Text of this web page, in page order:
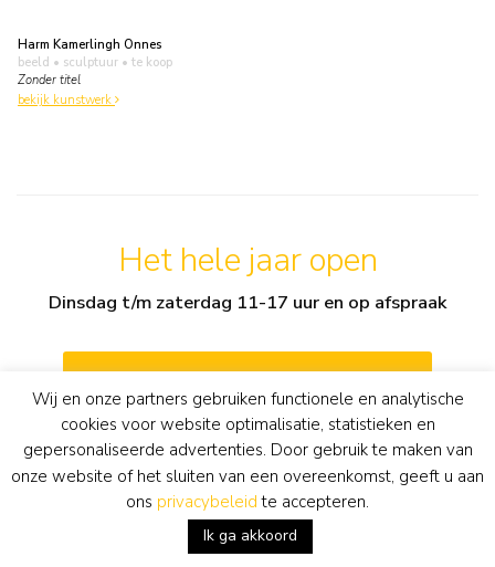
Harm Kamerlingh Onnes
beeld • sculptuur • te koop
Zonder titel
bekijk kunstwerk
Het hele jaar open
Dinsdag t/m zaterdag 11-17 uur en op afspraak
info@simonisbuunk.nl
+31 (0) 318 652888
routebeschrijving
Wij en onze partners gebruiken functionele en analytische
cookies voor website optimalisatie, statistieken en
gepersonaliseerde advertenties. Door gebruik te maken van
onze website of het sluiten van een overeenkomst, geeft u aan
ons privacybeleid te accepteren.
Ik ga akkoord